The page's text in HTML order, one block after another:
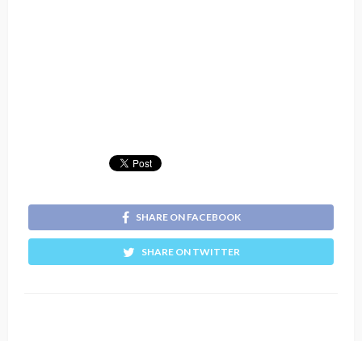
SHARE ON FACEBOOK
SHARE ON TWITTER